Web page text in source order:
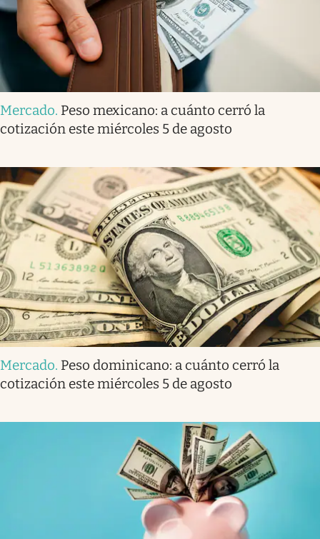
Mercado. Peso mexicano: a cuánto cerró la
cotización este miércoles 5 de agosto
Mercado. Peso dominicano: a cuánto cerró la
cotización este miércoles 5 de agosto